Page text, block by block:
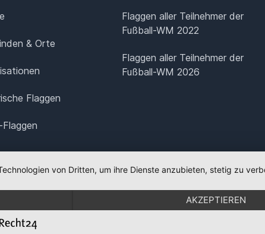
& Orte
Flaggen
Flaggen aller Teilnehmer der
Fußball-WM 2022
Flaggen aller Teilnehmer der
Fußball-WM 2026
von Dritten, um ihre Dienste anzubieten, stetig zu
AKZEPTIEREN